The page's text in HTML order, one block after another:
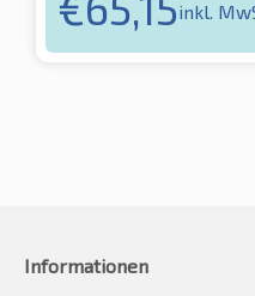
inkl.
Informationen